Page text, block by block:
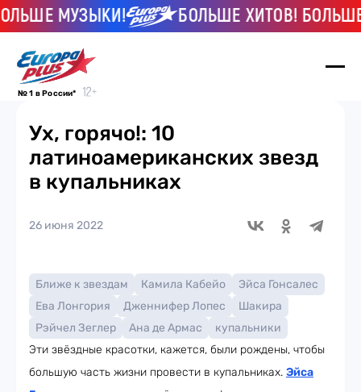
МУЗЫКИ! БОЛЬШЕ ХИТОВ! БОЛЬШЕ
№ 1 в России*
Ух, горячо!: 10
латиноамериканских звезд
в купальниках
26 июня 2022
Ближе к звездам Камила Кабейо
Эйса Гонсалес
Ева Лонгория
Дженнифер Лопес
Шакира
Рэйчел Зеглер
Ана де Армас
купальники
Эти звёздные красотки, кажется, были рождены, чтобы
большую часть жизни провести в купальниках. Эйса